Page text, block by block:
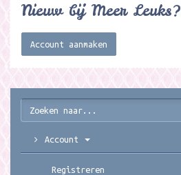
Nieuw bij Meer Leuks?
Account aanmaken
Account
Registreren